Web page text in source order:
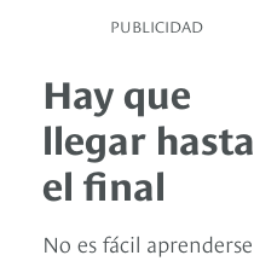
PUBLICIDAD
Hay que
llegar hasta
el final
No es fácil aprenderse